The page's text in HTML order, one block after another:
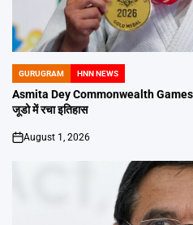
POSTED
IN
GURUGRAM HNN NEWS
Asmita Dey Commonwealth Games
जूडो में रचा इतिहास
on
August 1, 2026